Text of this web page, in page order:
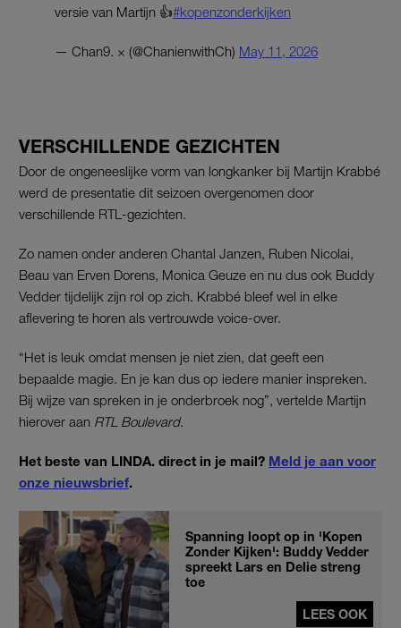
versie van Martijn 👍#kopenzonderkijken
— Chan9. × (@ChanienwithCh) May 11, 2026
VERSCHILLENDE GEZICHTEN
Door de ongeneeslijke vorm van longkanker bij Martijn Krabbé
werd de presentatie dit seizoen overgenomen door
verschillende RTL-gezichten.
Zo namen onder anderen Chantal Janzen, Ruben Nicolai,
Beau van Erven Dorens, Monica Geuze en nu dus ook Buddy
Vedder tijdelijk zijn rol op zich. Krabbé bleef wel in elke
aflevering te horen als vertrouwde voice-over.
“Het is leuk omdat mensen je niet zien, dat geeft een
bepaalde magie. En je kan dus op iedere manier inspreken.
Bij wijze van spreken in je onderbroek nog”, vertelde Martijn
hierover aan RTL Boulevard.
Het beste van LINDA. direct in je mail? Meld je aan voor
onze nieuwsbrief.
Spanning loopt op in 'Kopen
Zonder Kijken': Buddy Vedder
spreekt Lars en Delie streng
toe
LEES OOK